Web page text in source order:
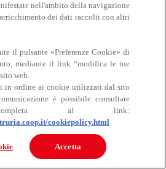
Carne
nell'ambito della navigazione
dei dati raccolti con altri
il pulsante «Preferenze Cookie» di
mediante il link “modifica le tue
web.
in ordine ai cookie utilizzati dal sito
è possibile consultare
completa al link:
cookiepolicy.html
Accetta